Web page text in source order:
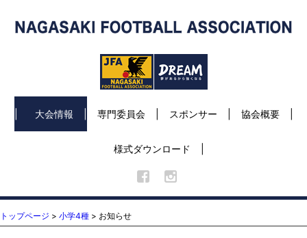
大会情報 専門委員会 スポンサー 協会概要
様式ダウンロード
トップページ > 小学4種 > お知らせ